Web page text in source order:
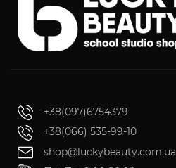
+38(097)6754379
+38(066) 535-99-10
shop@luckybeauty.com.ua